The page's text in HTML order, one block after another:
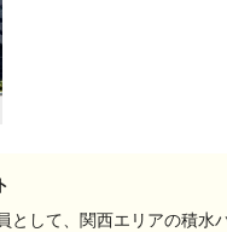
として、関西エリアの積水